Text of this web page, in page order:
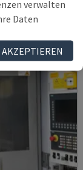
verwalten
Daten
AKZEPTIEREN